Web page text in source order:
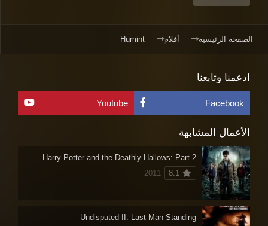
الصفحة الرئيسية أفلام Humint
ادعمنا وتابعنا
Facebook
Youtube
الأعمال المشابهة
Harry Potter and the Deathly Hallows: Part 2
8.1
2011
Undisputed II: Last Man Standing